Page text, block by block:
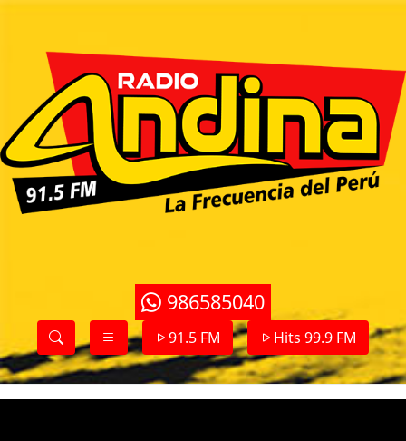
986585040
91.5 FM Hits 99.9 FM